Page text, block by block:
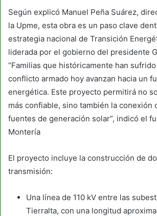
Según explicó Manuel Peña Suárez,
la Upme, esta obra es un paso clave
estrategia nacional de Transición
liderada por el gobierno del presidente
“Familias que históricamente han
conflicto armado hoy avanzan hacia un
energética. Este proyecto permitirá no
más confiable, sino también la conexión
fuentes de generación solar”, indicó el
Montería
El proyecto incluye la construcción de
transmisión:
Una línea de 110 kV entre las
Tierralta, con una longitud